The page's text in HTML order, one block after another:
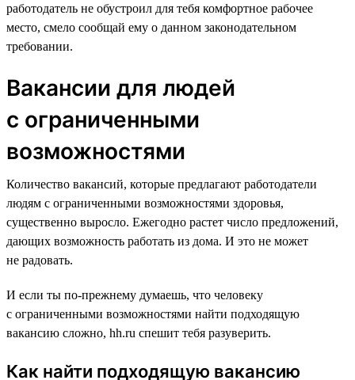
работодатель не обустроил для тебя комфортное рабочее
место, смело сообщай ему о данном законодательном
требовании.
Вакансии для людей
с ограниченными
возможностями
Количество вакансий, которые предлагают работодатели
людям с ограниченными возможностями здоровья,
существенно выросло. Ежегодно растет число предложений,
дающих возможность работать из дома. И это не может
не радовать.
И если ты по-прежнему думаешь, что человеку
с ограниченными возможностями найти подходящую
вакансию сложно, hh.ru спешит тебя разуверить.
Как найти подходящую вакансию